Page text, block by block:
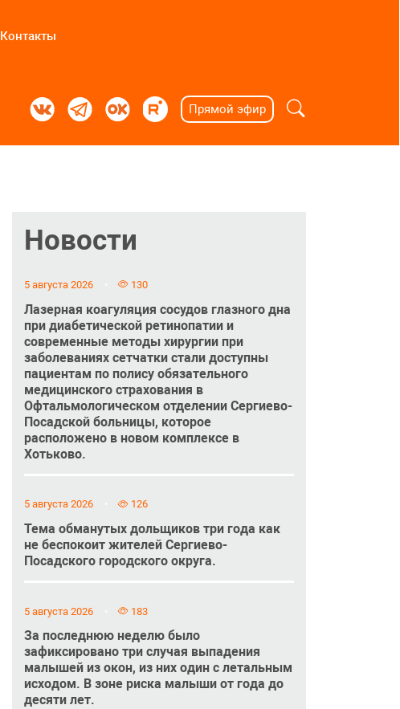
Контакты
Прямой эфир
Новости
5 августа 2026 130
Лазерная коагуляция сосудов глазного дна
при диабетической ретинопатии и
современные методы хирургии при
заболеваниях сетчатки стали доступны
пациентам по полису обязательного
медицинского страхования в
Офтальмологическом отделении Сергиево-
Посадской больницы, которое
расположено в новом комплексе в
Хотьково.
5 августа 2026 126
Тема обманутых дольщиков три года как
не беспокоит жителей Сергиево-
Посадского городского округа.
5 августа 2026 183
За последнюю неделю было
зафиксировано три случая выпадения
малышей из окон, из них один с летальным
исходом. В зоне риска малыши от года до
десяти лет.